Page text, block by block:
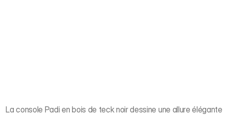
La console Padi en bois de teck noir dessine une allure élégante